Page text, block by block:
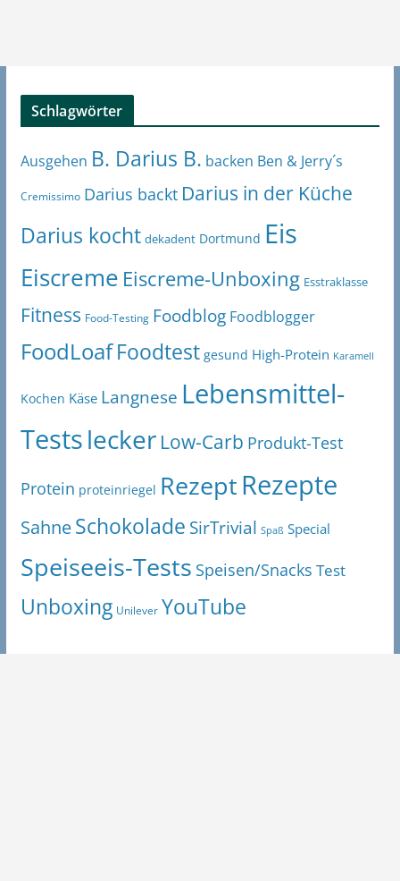
Schlagwörter
Ausgehen B. Darius B. backen Ben & Jerry´s
Cremissimo Darius backt Darius in der Küche
Darius kocht dekadent Dortmund Eis
Eiscreme Eiscreme-Unboxing Esstraklasse
Fitness Food-Testing Foodblog Foodblogger
FoodLoaf Foodtest gesund High-Protein Karamell
Kochen Käse Langnese Lebensmittel-
Testslecker Low-Carb Produkt-Test
Protein proteinriegel RezeptRezepte
SahneSchokolade SirTrivial Spaß Special
Speiseeis-Tests Speisen/Snacks Test
Unboxing Unilever YouTube